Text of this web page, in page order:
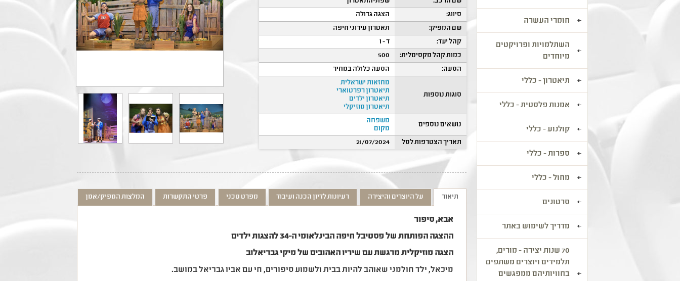
סיווג:
הצגה גדולה
שם המפיק:
תאטרון עירוני חיפה
קהל יעד:
ד - ו
כמות קהל מקסימלית:
500
הסעה:
הסעה כלולה במחיר
סוגות נוספות
מחזאות ישראלית
תיאטרון רפרטוארי
תיאטרון ילדים
תיאטרון מוזיקלי
נושאים נוספים
משפחה
מקום
תאריך הצטרפות לסל
21/07/2024
תיאור על היוצרים והיצירה רעיונות לדיון הכנה ועיבוד מפרט טכני פרטי התקשרות המלצות המפיק/אמן
אבא, סיפור
ההצגה הפותחת של פסטיבל חיפה הבינלאומי ה-34 להצגות ילדים
הצגה מוזיקלית מרגשת עם שיריו האהובים של מיקי גבריאלוב
מיכאל, ילד חולמני שאוהב להיות בבית ולשמוע סיפורים, חי עם אביו גבריאל במושב.
חומרי העשרה
השתלמויות ופרויקטים
מיוחדים
תיאטרון - כללי
אמנות פלסטית - כללי
קולנוע - כללי
ספרות - כללי
מחול - כללי
סרטונים
מדריך לשימוש באתר
70 שנות יצירה - מורים,
תלמידים ויוצרים משתפים
בחוויותיהם ממפגשים